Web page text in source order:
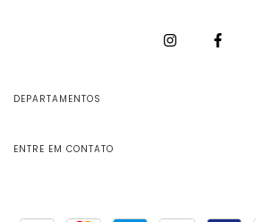
DEPARTAMENTOS
ENTRE EM CONTATO